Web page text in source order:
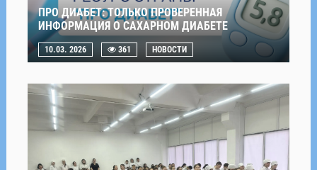
ПРО ДИАБЕТ: ТОЛЬКО ПРОВЕРЕННАЯ
ИНФОРМАЦИЯ О САХАРНОМ ДИАБЕТЕ
10.03. 2026 361 НОВОСТИ